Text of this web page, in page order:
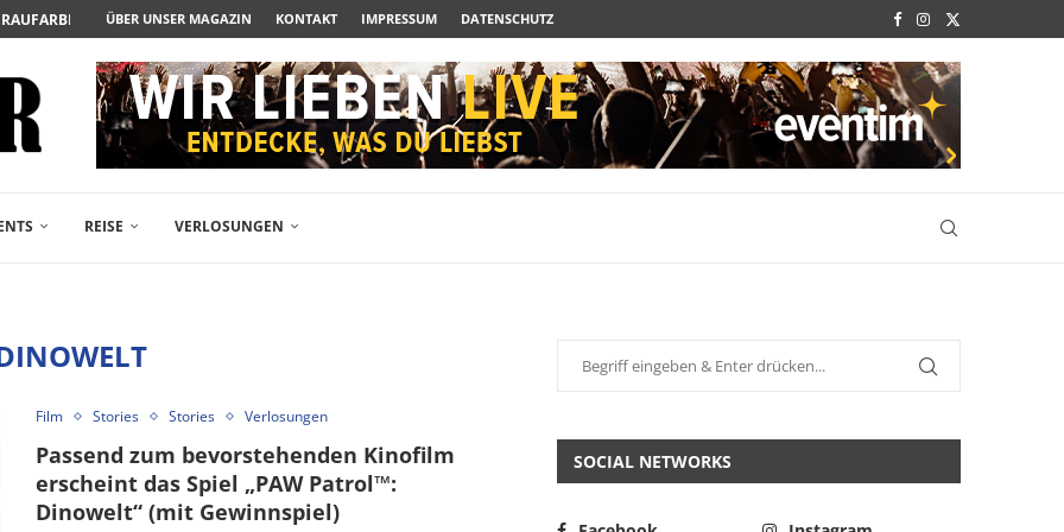
DER BESONDEREN ART
ZUM ALBTRAUM WIRD
FREIKARTEN- UND...
ACTION-BLOCKBUSTER...
POLARSTERN...
JETZT AUF DVD...
ROMCOM AUS 1963...
ÜBER UNSER MAGAZIN KONTAKT IMPRESSUM DATENSCHUTZ
REISE VERLOSUNGEN
Film Stories Stories Verlosungen
Passend zum bevorstehenden Kinofilm
erscheint das Spiel „PAW Patrol™:
Dinowelt“ (mit Gewinnspiel)
SOCIAL NETWORKS